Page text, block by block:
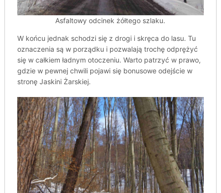
Asfaltowy odcinek żółtego szlaku.
W końcu jednak schodzi się z drogi i skręca do lasu. Tu
oznaczenia są w porządku i pozwalają trochę odprężyć
się w całkiem ładnym otoczeniu. Warto patrzyć w prawo,
gdzie w pewnej chwili pojawi się bonusowe odejście w
stronę Jaskini Żarskiej.